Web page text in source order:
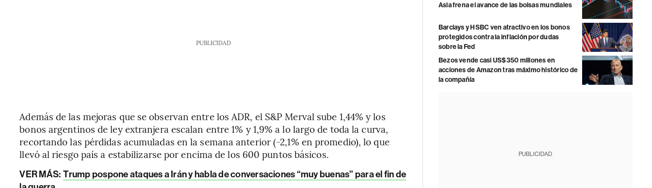
PUBLICIDAD
Además de las mejoras que se observan entre los ADR, el S&P Merval sube 1,44% y los
bonos argentinos de ley extranjera escalan entre 1% y 1,9% a lo largo de toda la curva,
recortando las pérdidas acumuladas en la semana anterior (-2,1% en promedio), lo que
llevó al riesgo país a estabilizarse por encima de los 600 puntos básicos.
VER MÁS: Trump pospone ataques a Irán y habla de conversaciones “muy buenas” para el fin de
Asia frena el avance de las bolsas mundiales
Barclays y HSBC ven atractivo en los bonos
protegidos contra la inflación por dudas
sobre la Fed
Bezos vende casi US$350 millones en
acciones de Amazon tras máximo histórico de
la compañía
PUBLICIDAD